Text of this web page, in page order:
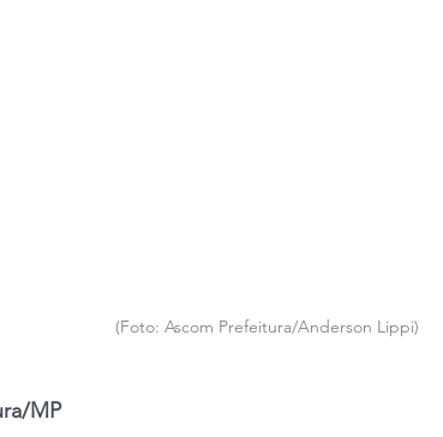
(Foto: Ascom Prefeitura/Anderson Lippi)
MP